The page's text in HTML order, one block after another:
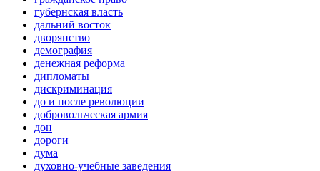
губернская власть
дальний восток
дворянство
демография
денежная реформа
дипломаты
дискриминация
до и после революции
добровольческая армия
дон
дороги
дума
духовно-учебные заведения